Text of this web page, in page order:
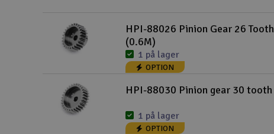
OPTION
HPI-88026 Pinion Gear 26 Tooth
(0.6M)
1 på lager
OPTION
HPI-88030 Pinion gear 30 tooth
1 på lager